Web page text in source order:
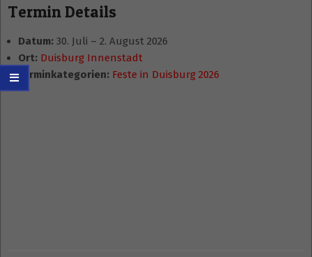
Termin Details
Datum: 30. Juli – 2. August 2026
Ort: Duisburg Innenstadt
Terminkategorien: Feste in Duisburg 2026